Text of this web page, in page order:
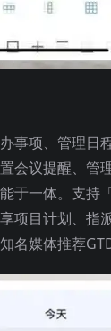
事项、管理日
会议提醒、管
于一体。支持
项目计划、指
名媒体推荐